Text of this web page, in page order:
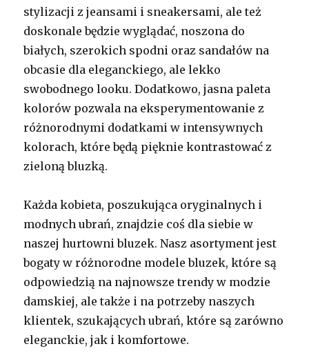
stylizacji z jeansami i sneakersami, ale też
doskonale będzie wyglądać, noszona do
białych, szerokich spodni oraz sandałów na
obcasie dla eleganckiego, ale lekko
swobodnego looku. Dodatkowo, jasna paleta
kolorów pozwala na eksperymentowanie z
różnorodnymi dodatkami w intensywnych
kolorach, które będą pięknie kontrastować z
zieloną bluzką.
Każda kobieta, poszukująca oryginalnych i
modnych ubrań, znajdzie coś dla siebie w
naszej hurtowni bluzek. Nasz asortyment jest
bogaty w różnorodne modele bluzek, które są
odpowiedzią na najnowsze trendy w modzie
damskiej, ale także i na potrzeby naszych
klientek, szukających ubrań, które są zarówno
eleganckie, jak i komfortowe.